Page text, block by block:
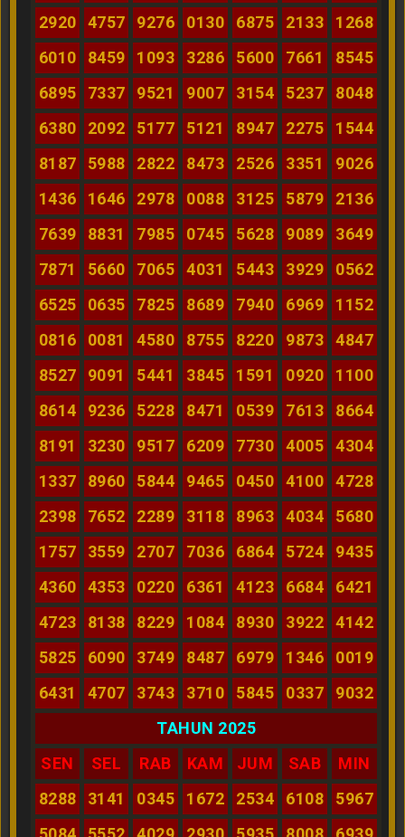
2920
4757 9276 0130 6875 2133
1268
6010
8459 1093 3286 5600 7661
8545
6895
7337 9521 9007 3154 5237
8048
6380
2092 5177 5121 8947 2275
1544
8187
5988 2822 8473 2526 3351
9026
1436
1646 2978 0088 3125 5879
2136
7639
8831 7985 0745 5628 9089
3649
7871
5660 7065 4031 5443 3929
0562
6525
0635 7825 8689 7940 6969
1152
0816
0081 4580 8755 8220 9873
4847
8527
9091 5441 3845 1591 0920
1100
8614
9236 5228 8471 0539 7613
8664
8191
3230 9517 6209 7730 4005
4304
1337
8960 5844 9465 0450 4100
4728
2398
7652 2289 3118 8963 4034
5680
1757
3559 2707 7036 6864 5724
9435
4360
4353 0220 6361 4123 6684
6421
4723
8138 8229 1084 8930 3922
4142
5825
6090 3749 8487 6979 1346
0019
6431
4707 3743 3710 5845 0337
9032
TAHUN 2025
SEN
SEL RAB KAM JUM SAB
MIN
8288
3141 0345 1672 2534 6108
5967